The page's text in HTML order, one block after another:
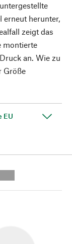
erneut herunter,
zeigt das
montierte
an. Wie zu
Größe
EU